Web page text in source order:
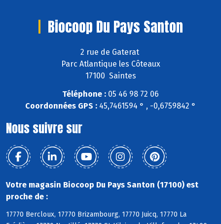
Biocoop Du Pays Santon
2 rue de Gaterat
Parc Atlantique les Côteaux
17100 Saintes
Téléphone : 05 46 98 72 06
Coordonnées GPS : 45,7461594 ° , -0,6759842 °
Nous suivre sur
Votre magasin Biocoop Du Pays Santon (17100) est
proche de :
17770 Bercloux, 17770 Brizambourg, 17770 Juicq, 17770 La